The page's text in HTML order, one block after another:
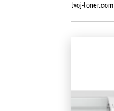
tvoj-toner.com